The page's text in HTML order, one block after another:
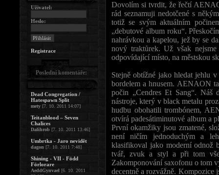
Dovolím si tvrdit, že řečtí
rád seznamuji nedotčené s
totiž se svým aktuálním
„debutové album roku“.
nahrávkou a kapelou, jež by se
nový traktůrek. Už však
odpovídající místo, na městskou
Stejně obtížné jako hledat jehlu
bordelem a hnusem. AENAON
počin „Cendres Et Sang“. Náš
nástroje, který v black metalu
hudbu obohatili trombónem,
otvírá padesátiminutové album a
První okamžiky jsou zmatené,
není ničím jednoduchým a
klasifikoval jako moderní odnož
tvář, zvuk a styl a při tom
Zakomponování saxofonu o tom
decentně a rozvážně. Kompozice
Uživatel:
Heslo:
Registrace
Poslední komentáře:
Dead Congregation /
Hatespawn Split
mety [7. 10. 2011 14:07]
Teitanblood – Seven
Chalices
Dalihrob [7. 10. 2011 13:46]
Umbrtka - Jaro nevidět
dagon [7. 10. 2011 7:48]
Shining - VII - Född
Förlorare
AeddGynvael [6. 10. 2011